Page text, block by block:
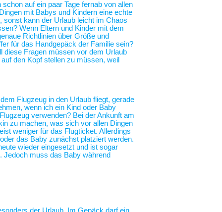
auf ein paar Tage fernab von allen
mit Babys und Kindern eine echte
kann der Urlaub leicht im Chaos
Wenn Eltern und Kinder mit dem
Richtlinien über Größe und
für das Handgepäck der Familie sein?
diese Fragen müssen vor dem Urlaub
den Kopf stellen zu müssen, weil
Flugzeug in den Urlaub fliegt, gerade
wenn ich ein Kind oder Baby
verwenden? Bei der Ankunft am
zu machen, was sich vor allen Dingen
weniger für das Flugticket. Allerdings
das Baby zunächst platziert werden.
wieder eingesetzt und ist sogar
Jedoch muss das Baby während